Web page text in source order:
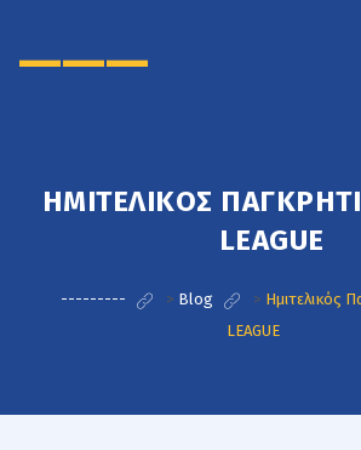
———
ΗΜΙΤΕΛΙΚΌΣ
LEAGUE
--------- > Blog > Ημιτελικός
LEAGUE